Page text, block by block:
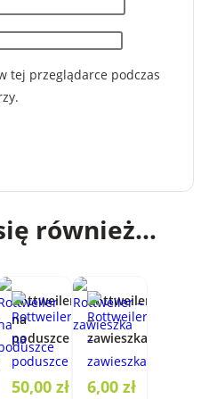
tej przeglądarce podczas
również…
Rottweiler
na
poduszce
50,00 zł
Rottweiler
–
zawieszka
6,00 zł